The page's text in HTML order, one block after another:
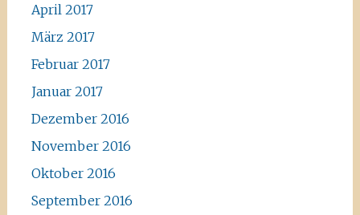
April 2017
März 2017
Februar 2017
Januar 2017
Dezember 2016
November 2016
Oktober 2016
September 2016